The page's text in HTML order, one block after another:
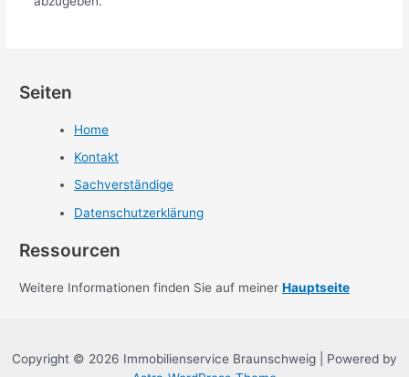
Seiten
Home
Kontakt
Sachverständige
Datenschutzerklärung
Ressourcen
Weitere Informationen finden Sie auf meinerHauptseite
Copyright © 2026 Immobilienservice Braunschweig | Powered by